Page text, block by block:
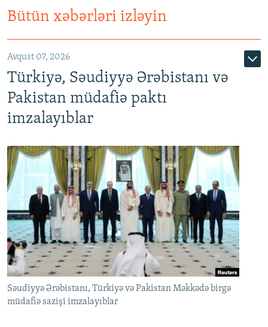
Bütün xəbərləri izləyin
Avqust 07, 2026
Türkiyə, Səudiyyə Ərəbistanı və
Pakistan müdafiə paktı
imzalayıblar
Səudiyyə Ərəbistanı, Türkiyə və Pakistan Məkkədə birgə
müdafiə sazişi imzalayıblar